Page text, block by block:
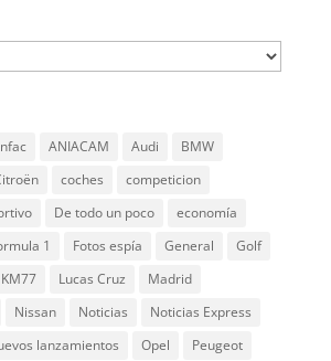
ANIACAM Audi
BMW
coches
competicion
De todo un poco
economía
1 Fotos espía General
Golf
KM77 Lucas Cruz
Madrid
Nissan Noticias
Noticias Express
lanzamientos Opel
Peugeot